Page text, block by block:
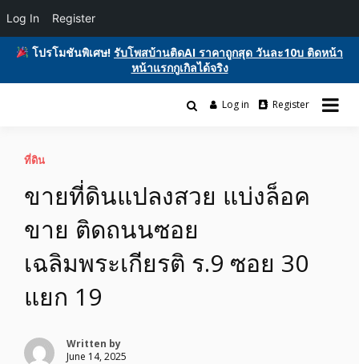
โปรโมชันพิเศษ! รับโพสบ้านติดAI ราคาถูกสุด วันละ10บ ติดหน้า
หน้าแรกกูเกิลได้จริง
หน้าแรกกูเกิล ฟรีประกาศขายบ้านที่ดิน
อสังหา ของมือสอง รถยนต์ สินค้าและ
บริการ
รับโพสต์เว็บบอร์ด ติดAI ตลาดซื้อขาย ฟรีประกาศ ติดgooglesหน้า1ฟรี
Log in Register
ที่ดิน
ขายที่ดินแปลงสวย แบ่งล็อค
ขาย ติดถนนซอย
เฉลิมพระเกียรติ ร.9 ซอย 30
แยก 19
Written by
June 14, 2025
Log In Register